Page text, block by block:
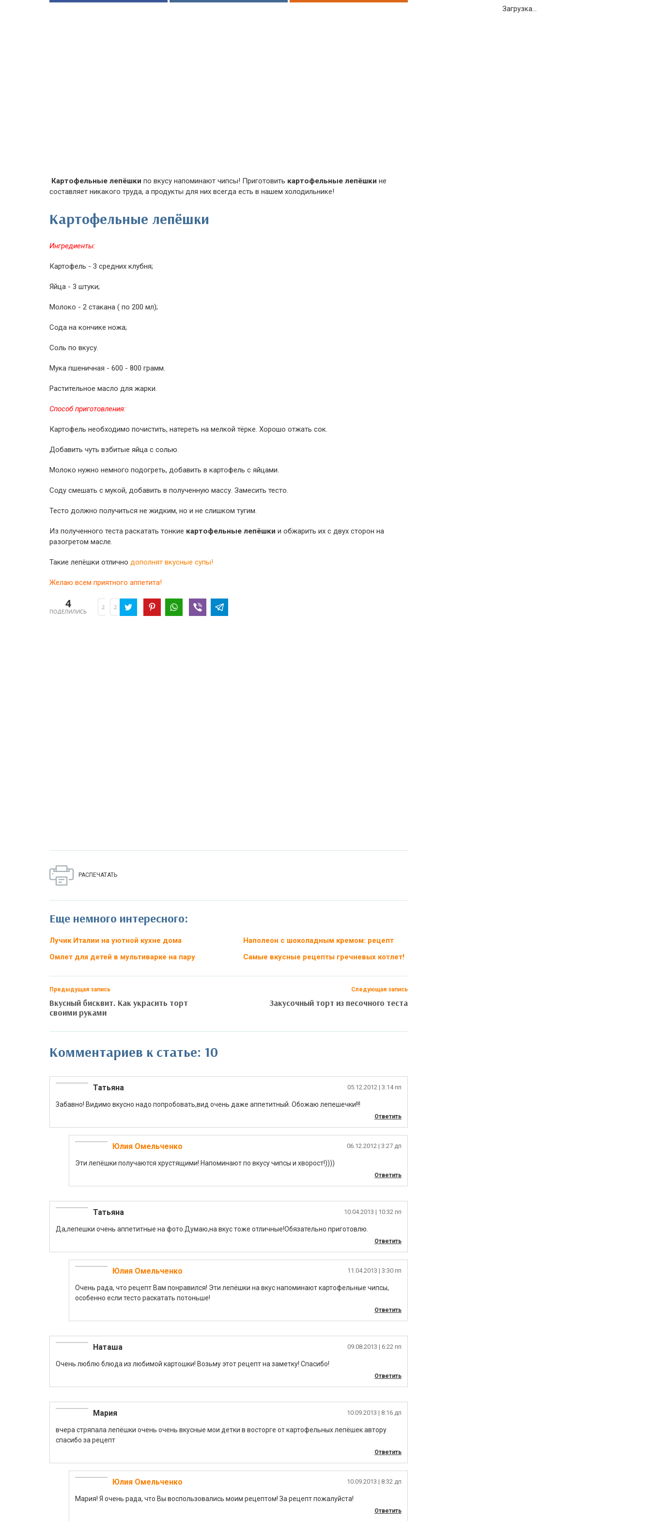
Картофельные лепёшки по вкусу напоминают чипсы! Приготовить картофельные лепёшки не
составляет никакого труда, а продукты для них всегда есть в нашем холодильнике!
Картофельные лепёшки
Ингредиенты:
Картофель - 3 средних клубня;
Яйца - 3 штуки;
Молоко - 2 стакана ( по 200 мл);
Сода на кончике ножа;
Соль по вкусу.
Мука пшеничная - 600 - 800 грамм.
Растительное масло для жарки.
Способ приготовления:
Картофель необходимо почистить, натереть на мелкой тёрке. Хорошо отжать сок.
Добавить чуть взбитые яйца с солью.
Молоко нужно немного подогреть, добавить в картофель с яйцами.
Соду смешать с мукой, добавить в полученную массу. Замесить тесто.
Тесто должно получиться не жидким, но и не слишком тугим.
Из полученного теста раскатать тонкие картофельные лепёшки и обжарить их с двух сторон на
разогретом масле.
Такие лепёшки отлично дополнят вкусные супы!
Желаю всем приятного аппетита!
4
ПОДЕЛИЛИСЬ
2 2
РАСПЕЧАТАТЬ
Еще немного интересного:
Лучик Италии на уютной кухне дома
Наполеон с шоколадным кремом: рецепт
Омлет для детей в мультиварке на пару
Самые вкусные рецепты гречневых котлет!
Предыдущая запись
Вкусный бисквит. Как украсить торт
своими руками
Следующая запись
Закусочный торт из песочного теста
Комментариев к статье: 10
Татьяна 05.12.2012 | 3:14 пп
Забавно! Видимо вкусно надо попробовать,вид очень даже аппетитный. Обожаю лепешечки!!!
Ответить
Юлия Омельченко 06.12.2012 | 3:27 дп
Эти лепёшки получаются хрустящими! Напоминают по вкусу чипсы и хворост!))))
Ответить
Татьяна 10.04.2013 | 10:32 пп
Да,лепешки очень аппетитные на фото.Думаю,на вкус тоже отличные!Обязательно приготовлю.
Ответить
Юлия Омельченко 11.04.2013 | 3:30 пп
Очень рада, что рецепт Вам понравился! Эти лепёшки на вкус напоминают картофельные чипсы,
особенно если тесто раскатать потоньше!
Ответить
Наташа 09.08.2013 | 6:22 пп
Очень люблю блюда из любимой картошки! Возьму этот рецепт на заметку! Спасибо!
Ответить
Мария 10.09.2013 | 8:16 дп
вчера стряпала лепёшки очень очень вкусные мои детки в восторге от картофельных лепёшек автору
спасибо за рецепт
Ответить
Юлия Омельченко 10.09.2013 | 8:32 дп
Мария! Я очень рада, что Вы воспользовались моим рецептом! За рецепт пожалуйста!
Ответить
Загрузка...